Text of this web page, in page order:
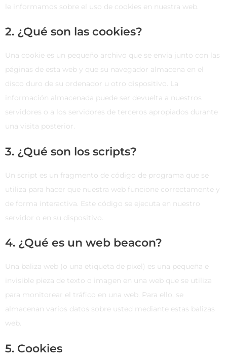
le informamos sobre el uso de cookies en nuestra web.
2. ¿Qué son las cookies?
Una cookie es un pequeño archivo que se envía junto con las
páginas de esta web y que su navegador almacena en el
disco duro de su ordenador u otro dispositivo. La
información almacenada puede ser devuelta a nuestros
servidores o a los servidores de terceros apropiados durante
una visita posterior.
3. ¿Qué son los scripts?
Un script es un fragmento de código de programa que se
utiliza para hacer que nuestra web funcione correctamente y
de forma interactiva. Este código se ejecuta en nuestro
servidor o en su dispositivo.
4. ¿Qué es un web beacon?
Una baliza web (o una etiqueta de píxel) es una pequeña e
invisible pieza de texto o imagen en una web que se utiliza
para monitorear el tráfico en una web. Para ello, se
almacenan varios datos sobre usted mediante estas balizas
web.
5. Cookies